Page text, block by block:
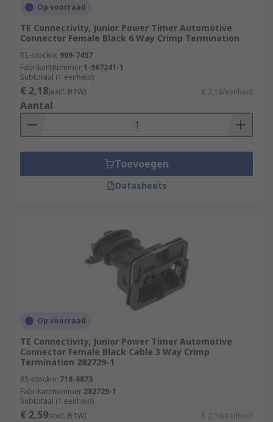
Op voorraad
TE Connectivity, Junior Power Timer Automotive
Connector Female Black 6 Way Crimp Termination
RS-stocknr. 909-7457
Fabrikantnummer 1-967241-1
Subtotaal (1 eenheid)
€ 2,18(excl. BTW) € 2,18/eenheid
Aantal
Toevoegen
Datasheets
Op voorraad
TE Connectivity, Junior Power Timer Automotive
Connector Female Black Cable 3 Way Crimp
Termination 282729-1
RS-stocknr. 718-6873
Fabrikantnummer 282729-1
Subtotaal (1 eenheid)
€ 2,59(excl. BTW) € 2,59/eenheid